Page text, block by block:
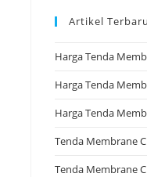
Artikel Terbaru
Harga Tenda
Harga Tenda
Harga Tenda
Tenda Membrane
Tenda Membrane